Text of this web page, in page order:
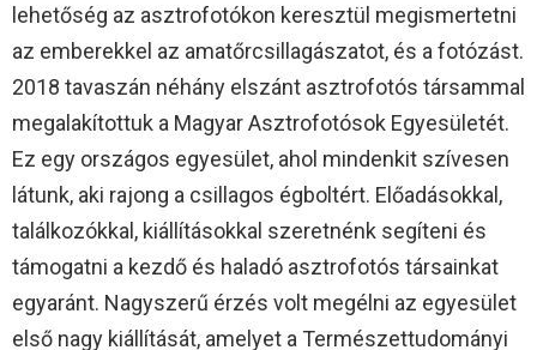
lehetőség az asztrofotókon keresztül megismertetni
az emberekkel az amatőrcsillagászatot, és a fotózást.
2018 tavaszán néhány elszánt asztrofotós társammal
megalakítottuk a Magyar Asztrofotósok Egyesületét.
Ez egy országos egyesület, ahol mindenkit szívesen
látunk, aki rajong a csillagos égboltért. Előadásokkal,
találkozókkal, kiállításokkal szeretnénk segíteni és
támogatni a kezdő és haladó asztrofotós társainkat
egyaránt. Nagyszerű érzés volt megélni az egyesület
első nagy kiállítását, amelyet a Természettudományi